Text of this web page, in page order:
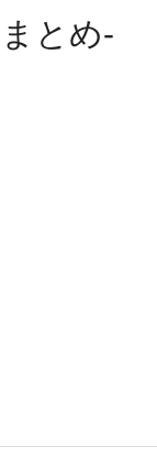
とめ-